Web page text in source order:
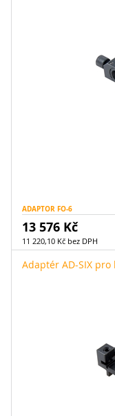
ADAPTOR FO-6
13 576 Kč
11 220,10 Kč bez DPH
Adaptér AD-SIX pro